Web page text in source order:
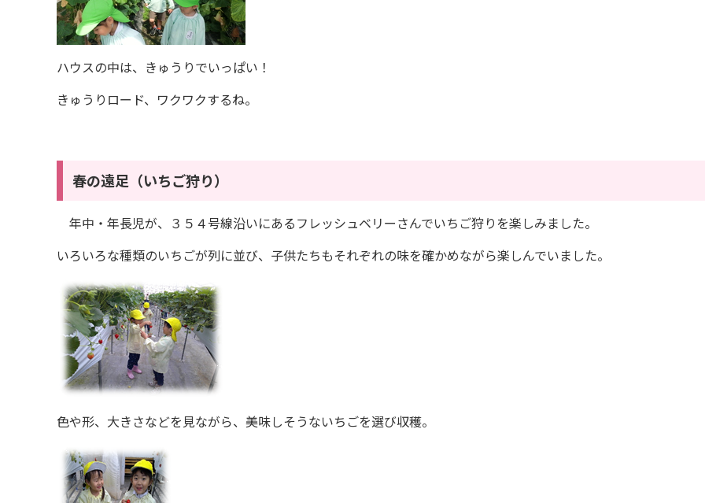
ハウスの中は、きゅうりでいっぱい！
きゅうりロード、ワクワクするね。
春の遠足（いちご狩り）
年中・年長児が、３５４号線沿いにあるフレッシュベリーさんでいちご狩りを楽しみました。
いろいろな種類のいちごが列に並び、子供たちもそれぞれの味を確かめながら楽しんでいました。
色や形、大きさなどを見ながら、美味しそうないちごを選び収穫。